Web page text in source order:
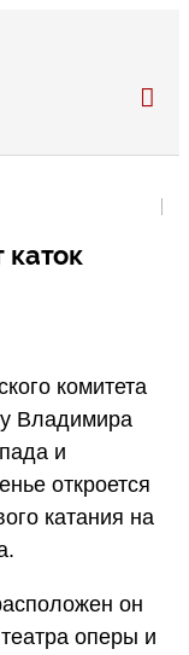
каток
комитета
Владимира
и
откроется
катания на
он
оперы и